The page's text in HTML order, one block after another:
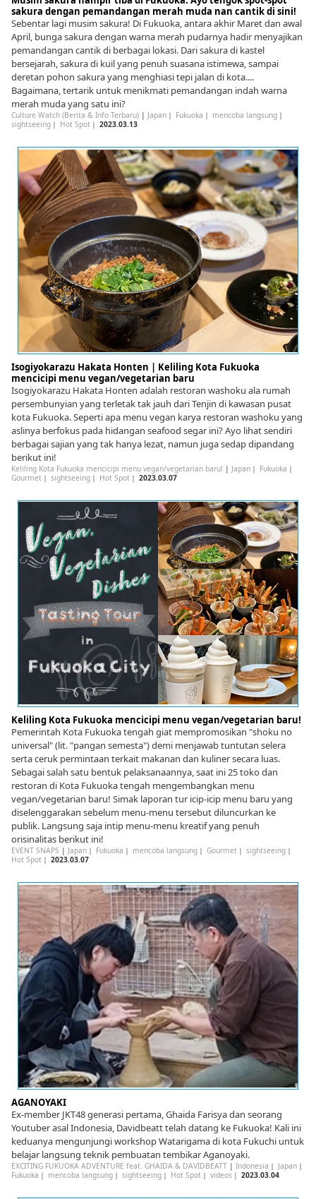
sakura dengan pemandangan merah muda nan cantik di sini!
Sebentar lagi musim sakura! Di Fukuoka, antara akhir Maret dan awal
April, bunga sakura dengan warna merah pudarnya hadir menyajikan
pemandangan cantik di berbagai lokasi. Dari sakura di kastel
bersejarah, sakura di kuil yang penuh suasana istimewa, sampai
deretan pohon sakura yang menghiasi tepi jalan di kota....
Bagaimana, tertarik untuk menikmati pemandangan indah warna
merah muda yang satu ini?
Culture Watch (Berita & Info Terbaru)| Japan｜ Fukuoka ｜ mencoba langsung｜
sightseeing｜ Hot Spot｜ 2023.03.13
Isogiyokarazu Hakata Honten | Keliling Kota Fukuoka
mencicipi menu vegan/vegetarian baru
Isogiyokarazu Hakata Honten adalah restoran washoku ala rumah
persembunyian yang terletak tak jauh dari Tenjin di kawasan pusat
kota Fukuoka. Seperti apa menu vegan karya restoran washoku yang
aslinya berfokus pada hidangan seafood segar ini? Ayo lihat sendiri
berbagai sajian yang tak hanya lezat, namun juga sedap dipandang
berikut ini!
Keliling Kota Fukuoka mencicipi menu vegan/vegetarian baru! | Japan｜ Fukuoka ｜
Gourmet｜ sightseeing｜ Hot Spot｜ 2023.03.07
Keliling Kota Fukuoka mencicipi menu vegan/vegetarian baru!
Pemerintah Kota Fukuoka tengah giat mempromosikan "shoku no
universal" (lit. "pangan semesta") demi menjawab tuntutan selera
serta ceruk permintaan terkait makanan dan kuliner secara luas.
Sebagai salah satu bentuk pelaksanaannya, saat ini 25 toko dan
restoran di Kota Fukuoka tengah mengembangkan menu
vegan/vegetarian baru! Simak laporan tur icip-icip menu baru yang
diselenggarakan sebelum menu-menu tersebut diluncurkan ke
publik. Langsung saja intip menu-menu kreatif yang penuh
orisinalitas berikut ini!
EVENT SNAPS | Japan｜ Fukuoka ｜ mencoba langsung｜ Gourmet｜ sightseeing｜
Hot Spot｜ 2023.03.07
AGANOYAKI
Ex-member JKT48 generasi pertama, Ghaida Farisya dan seorang
Youtuber asal Indonesia, Davidbeatt telah datang ke Fukuoka! Kali ini
keduanya mengunjungi workshop Watarigama di kota Fukuchi untuk
belajar langsung teknik pembuatan tembikar Aganoyaki.
EXCITING FUKUOKA ADVENTURE feat. GHAIDA & DAVIDBEATT| Indonesia ｜ Japan｜
Fukuoka ｜ mencoba langsung｜ sightseeing｜ Hot Spot｜ videos｜ 2023.03.04